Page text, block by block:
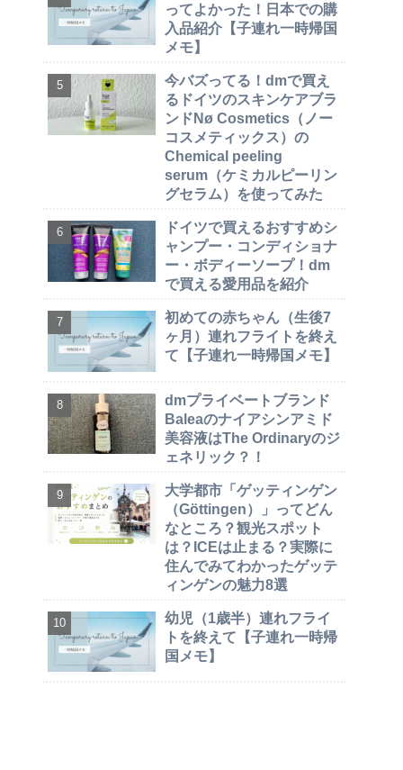
ってよかった！日本での購
入品紹介【子連れ一時帰国
メモ】
今バズってる！dmで買え
るドイツのスキンケアブラ
ンドNø Cosmetics（ノー
コスメティックス）の
Chemical peeling
serum（ケミカルピーリン
グセラム）を使ってみた
ドイツで買えるおすすめシ
ャンプー・コンディショナ
ー・ボディーソープ！dm
で買える愛用品を紹介
初めての赤ちゃん（生後7
ヶ月）連れフライトを終え
て【子連れ一時帰国メモ】
dmプライベートブランド
Baleaのナイアシンアミド
美容液はThe Ordinaryのジ
ェネリック？！
大学都市「ゲッティンゲン
（Göttingen）」ってどん
なところ？観光スポット
は？ICEは止まる？実際に
住んでみてわかったゲッテ
ィンゲンの魅力8選
幼児（1歳半）連れフライ
トを終えて【子連れ一時帰
国メモ】